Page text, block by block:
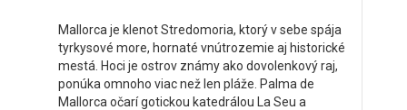
Mallorca je klenot Stredomoria, ktorý v sebe spája
tyrkysové more, hornaté vnútrozemie aj historické
mestá. Hoci je ostrov známy ako dovolenkový raj,
ponúka omnoho viac než len pláže. Palma de
Mallorca očarí gotickou katedrálou La Seu a